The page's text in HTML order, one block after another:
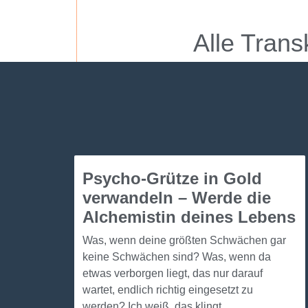
Alle
Psycho-Grütze in Gold
verwandeln – Werde die
Alchemistin deines Lebens
Was, wenn deine größten Schwächen gar
keine Schwächen sind? Was, wenn da
etwas verborgen liegt, das nur darauf
wartet, endlich richtig eingesetzt zu